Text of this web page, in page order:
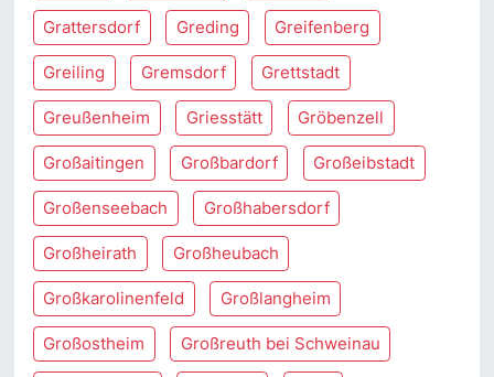
Grattersdorf Greding Greifenberg
Greiling Gremsdorf Grettstadt
Greußenheim Griesstätt Gröbenzell
Großaitingen Großbardorf Großeibstadt
Großenseebach Großhabersdorf
Großheirath Großheubach
Großkarolinenfeld Großlangheim
Großostheim Großreuth bei Schweinau